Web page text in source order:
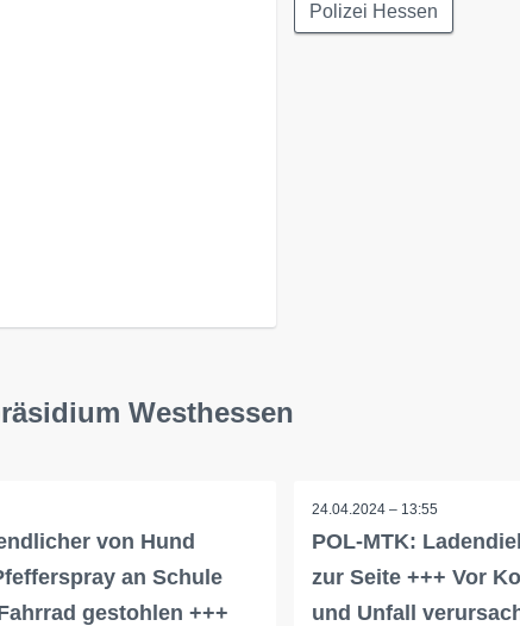
Polizei Hessen
Westhessen
von Hund
an Schule
gestohlen +++
24.04.2024 – 13:55
POL-MTK:
zur Seite +++ Vor
und Unfall